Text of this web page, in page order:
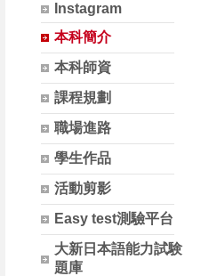
Instagram
本科簡介
本科師資
課程規劃
職場進路
學生作品
活動剪影
Easy test測驗平台
大新日本語能力試験
題庫